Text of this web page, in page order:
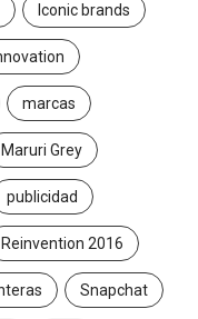
Iconic brands
marcas
Maruri Grey
publicidad
Reinvention 2016
Snapchat